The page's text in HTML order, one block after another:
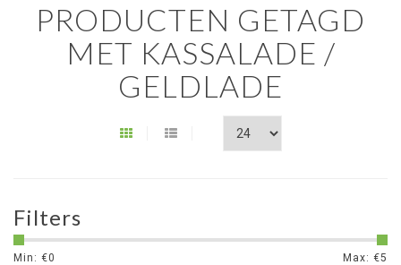
PRODUCTEN GETAGD
MET KASSALADE /
GELDLADE
Filters
Min: €0 Max: €5